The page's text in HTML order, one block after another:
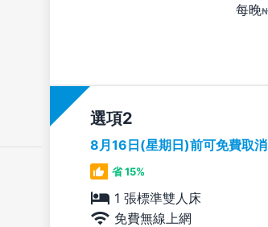
每晚
選項
8月16日(星期日)前可免費取消
省 15%
1 張標準雙人床
免費無線上網